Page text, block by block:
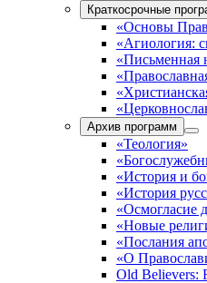
Краткосрочные
«Основы
«Агиология:
«Письменная
Архив программ
«Теология»
«История и
«История
«Осмогласие
«Новые
«Послания
«О
Old Believers: